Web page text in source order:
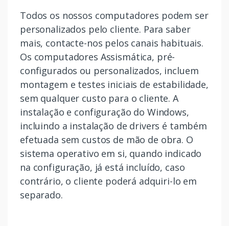
Todos os nossos computadores podem ser
personalizados pelo cliente. Para saber
mais, contacte-nos pelos canais habituais.
Os computadores Assismática, pré-
configurados ou personalizados, incluem
montagem e testes iniciais de estabilidade,
sem qualquer custo para o cliente. A
instalação e configuração do Windows,
incluindo a instalação de drivers é também
efetuada sem custos de mão de obra. O
sistema operativo em si, quando indicado
na configuração, já está incluído, caso
contrário, o cliente poderá adquiri-lo em
separado.